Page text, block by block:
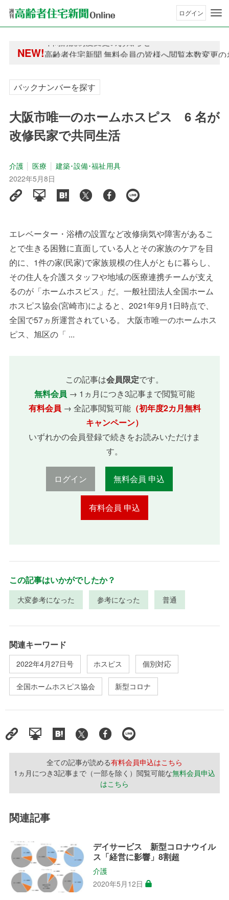
ログイン
NEW!高齢者住宅新聞 無料会員の皆様へ閲覧本数変更
高齢者住宅新聞 無料会員の皆様へ閲覧本数変更
バックナンバーを探す
大阪市唯一のホームホスピス 6 名が
改修民家で共同生活
介護 医療
建築･設備･福祉用具
2022年5月8日
エレベーター・浴槽の設置など改修病気や障害があるこ
とで生きる困難に直面している人とその家族のケアを目
的に、1件の家(民家)で家族規模の住人がともに暮らし、
その住人を介護スタッフや地域の医療連携チームが支え
るのが「ホームホスピス」だ。一般社団法人全国ホーム
ホスピス協会(宮崎市)によると、2021年9月1日時点で、
全国で57ヵ所運営されている。 大阪市唯一のホームホス
ピス、旭区の「 ...
この記事は会員限定です。
無料会員 → 1ヵ月につき3記事まで閲覧可能
有料会員 → 全記事閲覧可能（初年度2カ月無料
キャンペーン）
いずれかの会員登録で続きをお読みいただけま
す。
ログイン 無料会員 申込
有料会員 申込
この記事はいかがでしたか？
大変参考になった 参考になった 普通
関連キーワード
2022年4月27日号 ホスピス 個別対応
全国ホームホスピス協会 新型コロナ
全ての記事が読める有料会員申込はこちら
1ヵ月につき3記事まで（一部を除く）閲覧可能な無料会員申込
はこちら
関連記事
デイサービス 新型コロナウイル
ス「経営に影響」8割超
介護
2020年5月12日